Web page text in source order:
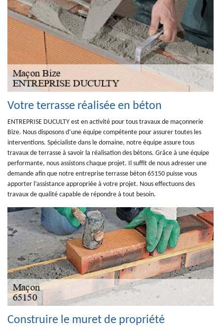
Votre terrasse réalisée en béton
ENTREPRISE DUCULTY est en activité pour tous travaux de maçonnerie
Bize. Nous disposons d’une équipe compétente pour assurer toutes les
interventions. Spécialiste dans le domaine, notre équipe assure tous
travaux de terrasse à savoir la réalisation des bétons. Grâce à une équipe
performante, nous assistons chaque projet. Il suffit de nous adresser une
demande afin que notre entreprise terrasse béton 65150 puisse vous
apporter l’assistance appropriée à votre projet. Nous effectuons des
travaux de qualité capable de répondre à tout besoin.
Construire le muret de propriété